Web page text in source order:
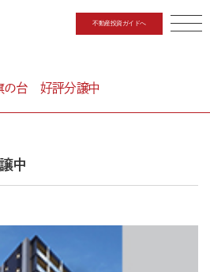
不動産投資ガイドへ
の台 好評分譲中
中